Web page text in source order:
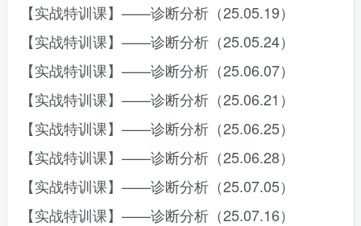
【实战特训课】——诊断分析（25.05.19）
【实战特训课】——诊断分析（25.05.24）
【实战特训课】——诊断分析（25.06.07）
【实战特训课】——诊断分析（25.06.21）
【实战特训课】——诊断分析（25.06.25）
【实战特训课】——诊断分析（25.06.28）
【实战特训课】——诊断分析（25.07.05）
【实战特训课】——诊断分析（25.07.16）